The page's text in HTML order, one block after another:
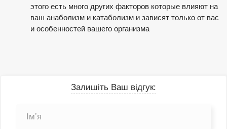
этого есть много других факторов которые влияют на
ваш анаболизм и катаболизм и зависят только от вас
и особенностей вашего организма
Залишіть Ваш відгук: